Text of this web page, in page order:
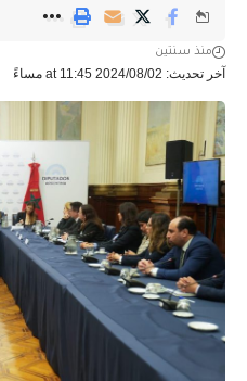
آخر تحديث: 2024/08/02 at 11:45 مساءً
منذ سنتين